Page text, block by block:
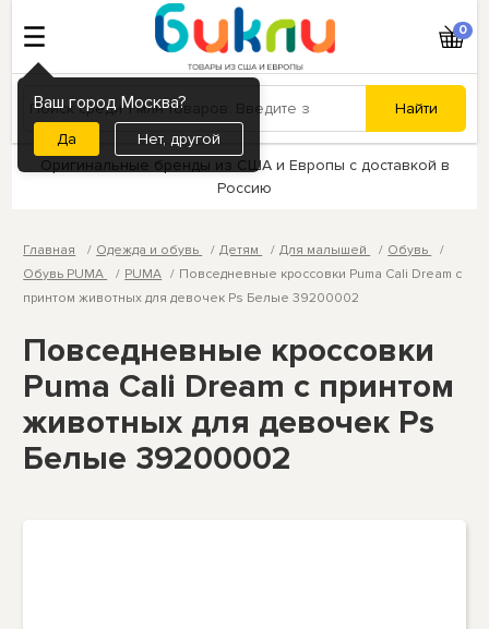
Ваш город Москва?
Нет, другой
0
Оригинальные бренды из США и Европы с доставкой в
Россию
Главная Одежда и обувь Детям Для малышей
Обувь
Обувь PUMA
PUMA
Повседневные кроссовки Puma Cali Dream с
принтом животных для девочек Ps Белые 39200002
Повседневные кроссовки
Puma Cali Dream с принтом
животных для девочек Ps
Белые 39200002